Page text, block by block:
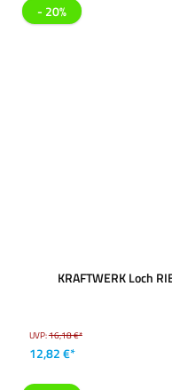
- 20%
KRAFTWERK Loch
UVP:16,18 €*
12,82 €*